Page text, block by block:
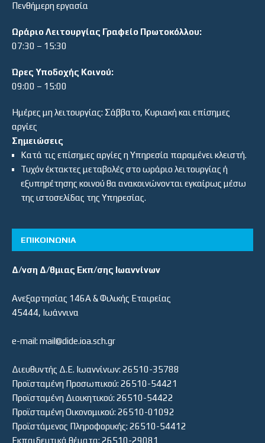
Πενθήμερη εργασία
Ωράριο Λειτουργίας Γραφείο Πρωτοκόλλου:
07:30 – 15:30
Ώρες Υποδοχής Κοινού:
09:00 – 15:00
Ημέρες μη λειτουργίας: Σάββατο, Κυριακή και επίσημες
αργίες
Σημειώσεις
Κατά τις επίσημες αργίες η Υπηρεσία παραμένει κλειστή.
Τυχόν έκτακτες μεταβολές στο ωράριο λειτουργίας ή
εξυπηρέτησης κοινού θα ανακοινώνονται εγκαίρως μέσω
της ιστοσελίδας της Υπηρεσίας.
ΕΠΙΚΟΙΝΩΝΙΑ
Δ/νση Δ/θμιας Εκπ/σης Ιωαννίνων
Ανεξαρτησίας 146Α & Φιλικής Εταιρείας
45444, Ιωάννινα
e-mail: mail@dide.ioa.sch.gr
Διευθυντής Δ.Ε. Ιωαννίνων: 26510-35788
Προϊσταμένη Προσωπικού: 26510-54421
Προϊσταμένη Διοικητικού: 26510-54422
Προϊσταμένη Οικονομικού: 26510-01092
Προϊστάμενος Πληροφορικής: 26510-54412
Εκπαιδευτικά θέματα: 26510-29081